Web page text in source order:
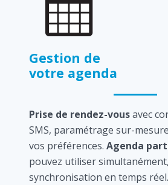
Gestion de
votre agenda
Prise de rendez-vousavec
SMS, paramétrage sur-
vos préférences. Agenda
pouvez utiliser
synchronisation en temps